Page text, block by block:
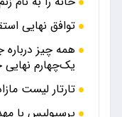
توافق نهایی
همه چیز
یک‌چهارم نهایی
تارتار لیست
پرسپولیس با